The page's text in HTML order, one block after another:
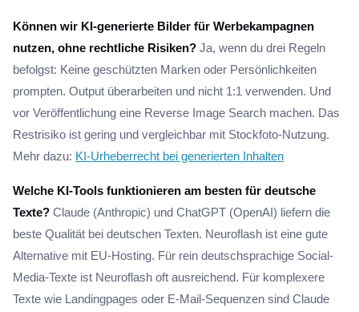
Können wir KI-generierte Bilder für Werbekampagnen
nutzen, ohne rechtliche Risiken? Ja, wenn du drei Regeln
befolgst: Keine geschützten Marken oder Persönlichkeiten
prompten. Output überarbeiten und nicht 1:1 verwenden. Und
vor Veröffentlichung eine Reverse Image Search machen. Das
Restrisiko ist gering und vergleichbar mit Stockfoto-Nutzung.
Mehr dazu: KI-Urheberrecht bei generierten Inhalten
Welche KI-Tools funktionieren am besten für deutsche
Texte? Claude (Anthropic) und ChatGPT (OpenAI) liefern die
beste Qualität bei deutschen Texten. Neuroflash ist eine gute
Alternative mit EU-Hosting. Für rein deutschsprachige Social-
Media-Texte ist Neuroflash oft ausreichend. Für komplexere
Texte wie Landingpages oder E-Mail-Sequenzen sind Claude